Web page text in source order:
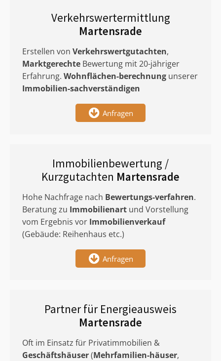
Verkehrswertermittlung
Martensrade
Erstellen von Verkehrswertgutachten,
Marktgerechte Bewertung mit 20-jähriger
Erfahrung. Wohnflächen-berechnung unserer
Immobilien-sachverständigen
Anfragen
Immobilienbewertung /
Kurzgutachten Martensrade
Hohe Nachfrage nach Bewertungs-verfahren.
Beratung zu Immobilienart und Vorstellung
vom Ergebnis vor Immobilienverkauf
(Gebäude: Reihenhaus etc.)
Anfragen
Partner für Energieausweis
Martensrade
Oft im Einsatz für Privatimmobilien &
Geschäftshäuser(Mehrfamilien-häuser,